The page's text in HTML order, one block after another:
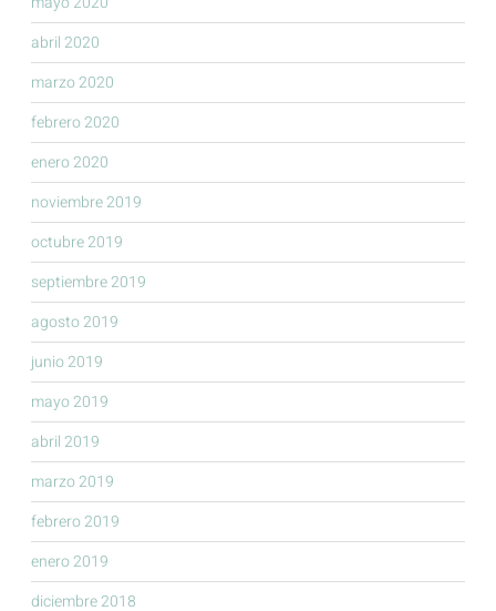
abril 2020
marzo 2020
febrero 2020
enero 2020
noviembre 2019
octubre 2019
septiembre 2019
agosto 2019
junio 2019
mayo 2019
abril 2019
marzo 2019
febrero 2019
enero 2019
diciembre 2018